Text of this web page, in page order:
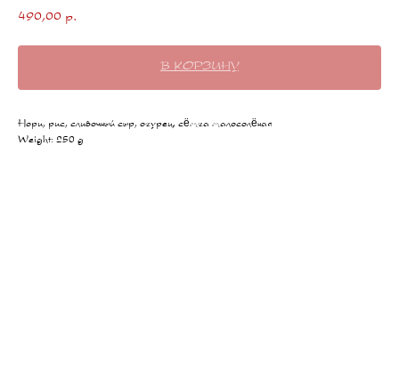
490,00 р.
В КОРЗИНУ
Нори, рис, сливочный сыр, огурец, сёмга малосолёная
Weight: 250 g